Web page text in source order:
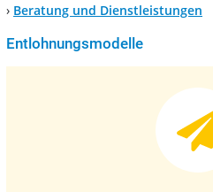
› Beratung und Dienstleistungen
Entlohnungsmodelle